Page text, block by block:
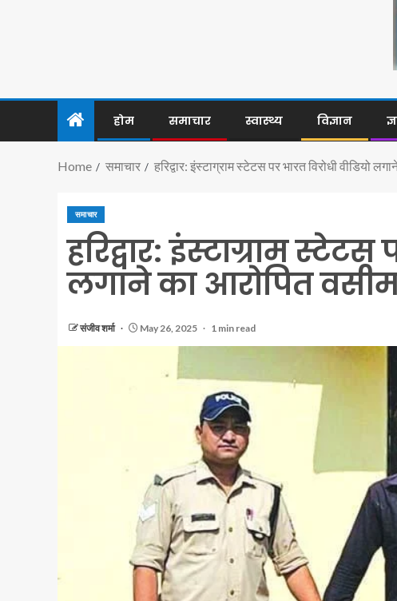
होम समाचार स्वास्थ्य विज्ञान
Home समाचार हरिद्वार: इंस्टाग्राम स्टेटस पर भारत विरोधी वीडियो
समाचार
हरिद्वार: इंस्टाग्राम स्टेटस
लगाने का आरोपित
संजीव शर्मा May 26, 2025 1 min read